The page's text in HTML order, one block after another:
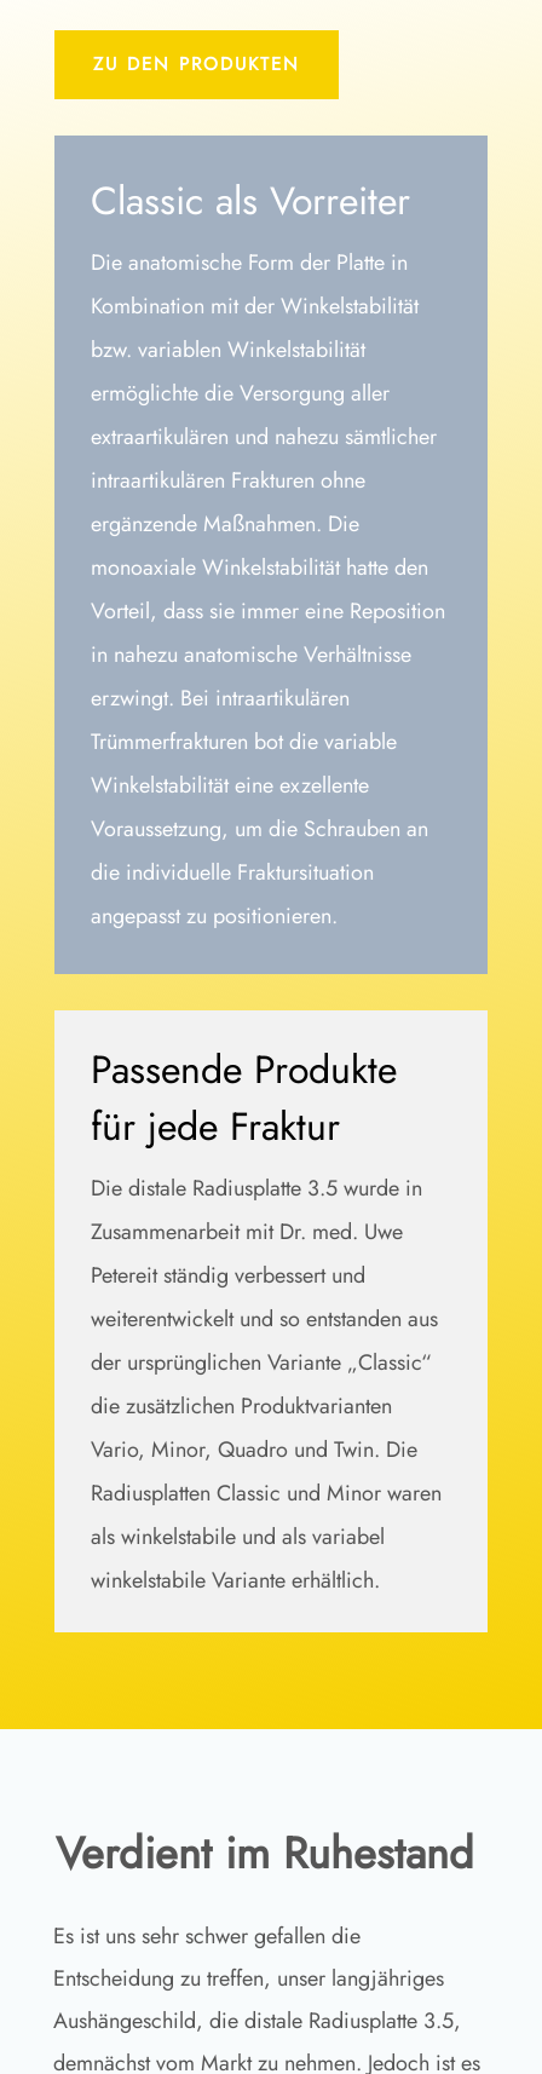
ZU DEN PRODUKTEN
Classic als Vorreiter
Die anatomische Form der Platte in
Kombination mit der Winkelstabilität
bzw. variablen Winkelstabilität
ermöglichte die Versorgung aller
extraartikulären und nahezu sämtlicher
intraartikulären Frakturen ohne
ergänzende Maßnahmen. Die
monoaxiale Winkelstabilität hatte den
Vorteil, dass sie immer eine Reposition
in nahezu anatomische Verhältnisse
erzwingt. Bei intraartikulären
Trümmerfrakturen bot die variable
Winkelstabilität eine exzellente
Voraussetzung, um die Schrauben an
die individuelle Fraktursituation
angepasst zu positionieren.
Passende Produkte
für jede Fraktur
Die distale Radiusplatte 3.5 wurde in
Zusammenarbeit mit Dr. med. Uwe
Petereit ständig verbessert und
weiterentwickelt und so entstanden aus
der ursprünglichen Variante „Classic“
die zusätzlichen Produktvarianten
Vario, Minor, Quadro und Twin. Die
Radiusplatten Classic und Minor waren
als winkelstabile und als variabel
winkelstabile Variante erhältlich.
Verdient im Ruhestand
Es ist uns sehr schwer gefallen die
Entscheidung zu treffen, unser langjähriges
Aushängeschild, die distale Radiusplatte 3.5,
demnächst vom Markt zu nehmen. Jedoch ist es